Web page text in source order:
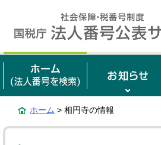
ホーム > 相円寺の情報